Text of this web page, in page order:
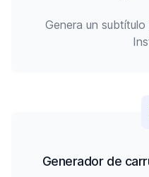
Genera un
Generador de